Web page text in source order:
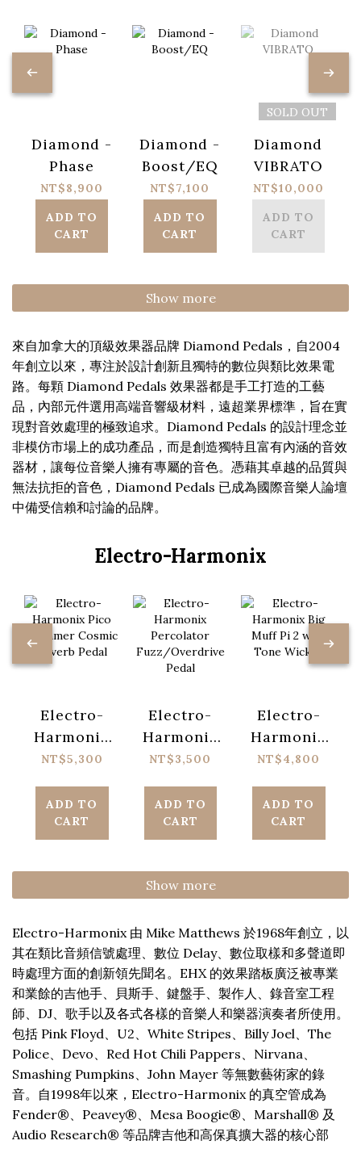
Diamond -
Phase
NT$8,900
ADD TO
CART
Diamond -
Boost/EQ
NT$7,100
ADD TO
CART
SOLD OUT
Diamond
VIBRATO
NT$10,000
ADD TO
CART
Show more
來自加拿大的頂級效果器品牌 Diamond Pedals，自2004
年創立以來，專注於設計創新且獨特的數位與類比效果電
路。每顆 Diamond Pedals 效果器都是手工打造的工藝
品，內部元件選用高端音響級材料，遠超業界標準，旨在實
現對音效處理的極致追求。Diamond Pedals 的設計理念並
非模仿市場上的成功產品，而是創造獨特且富有內涵的音效
器材，讓每位音樂人擁有專屬的音色。憑藉其卓越的品質與
無法抗拒的音色，Diamond Pedals 已成為國際音樂人論壇
中備受信賴和討論的品牌。
Electro-Harmonix
Electro-
Harmonix
Pico
Cosmic
Reverb
Pedal
NT$5,300
ADD TO
CART
Electro-
Harmonix
Percolator
Pedal
NT$3,500
ADD TO
CART
Electro-
Harmonix
Big Muff
Tone
Wicker
NT$4,800
ADD TO
CART
Show more
Electro-Harmonix 由 Mike Matthews 於1968年創立，以
其在類比音頻信號處理、數位 Delay、數位取樣和多聲道即
時處理方面的創新領先聞名。EHX 的效果踏板廣泛被專業
和業餘的吉他手、貝斯手、鍵盤手、製作人、錄音室工程
師、DJ、歌手以及各式各樣的音樂人和樂器演奏者所使用。
包括 Pink Floyd、U2、White Stripes、Billy Joel、The
Police、Devo、Red Hot Chili Pappers、Nirvana、
Smashing Pumpkins、John Mayer 等無數藝術家的錄
音。自1998年以來，Electro-Harmonix 的真空管成為
Fender®、Peavey®、Mesa Boogie®、Marshall® 及
Audio Research® 等品牌吉他和高保真擴大器的核心部